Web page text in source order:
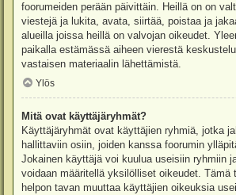
foorumeiden perään päivittäin. Heillä on on
viestejä ja lukita, avata, siirtää, poistaa ja
alueilla joissa heillä on valvojan oikeudet.
paikalla estämässä aiheen vierestä
vastaisen materiaalin lähettämistä.
Ylös
Mitä ovat käyttäjäryhmät?
Käyttäjäryhmät ovat käyttäjien ryhmiä, jotka
hallittaviin osiin, joiden kanssa foorumin
Jokainen käyttäjä voi kuulua useisiin ryhmiin
voidaan määritellä yksilölliset oikeudet. Tämä
helpon tavan muuttaa käyttäjien oikeuksia